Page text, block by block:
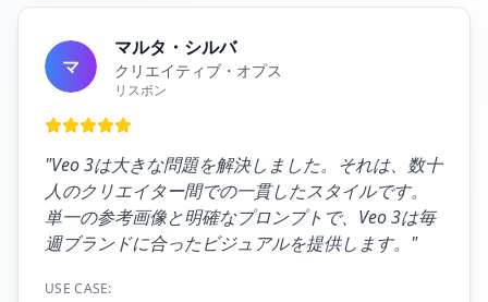
マ
マルタ・シルバ
クリエイティブ・オプス
リスボン
"Veo 3は大きな問題を解決しました。それは、数十
人のクリエイター間での一貫したスタイルです。
単一の参考画像と明確なプロンプトで、Veo 3は毎
週ブランドに合ったビジュアルを提供します。 "
USE CASE: